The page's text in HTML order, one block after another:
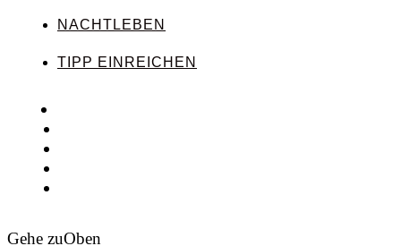
NACHTLEBEN
TIPP EINREICHEN
Gehe zuOben